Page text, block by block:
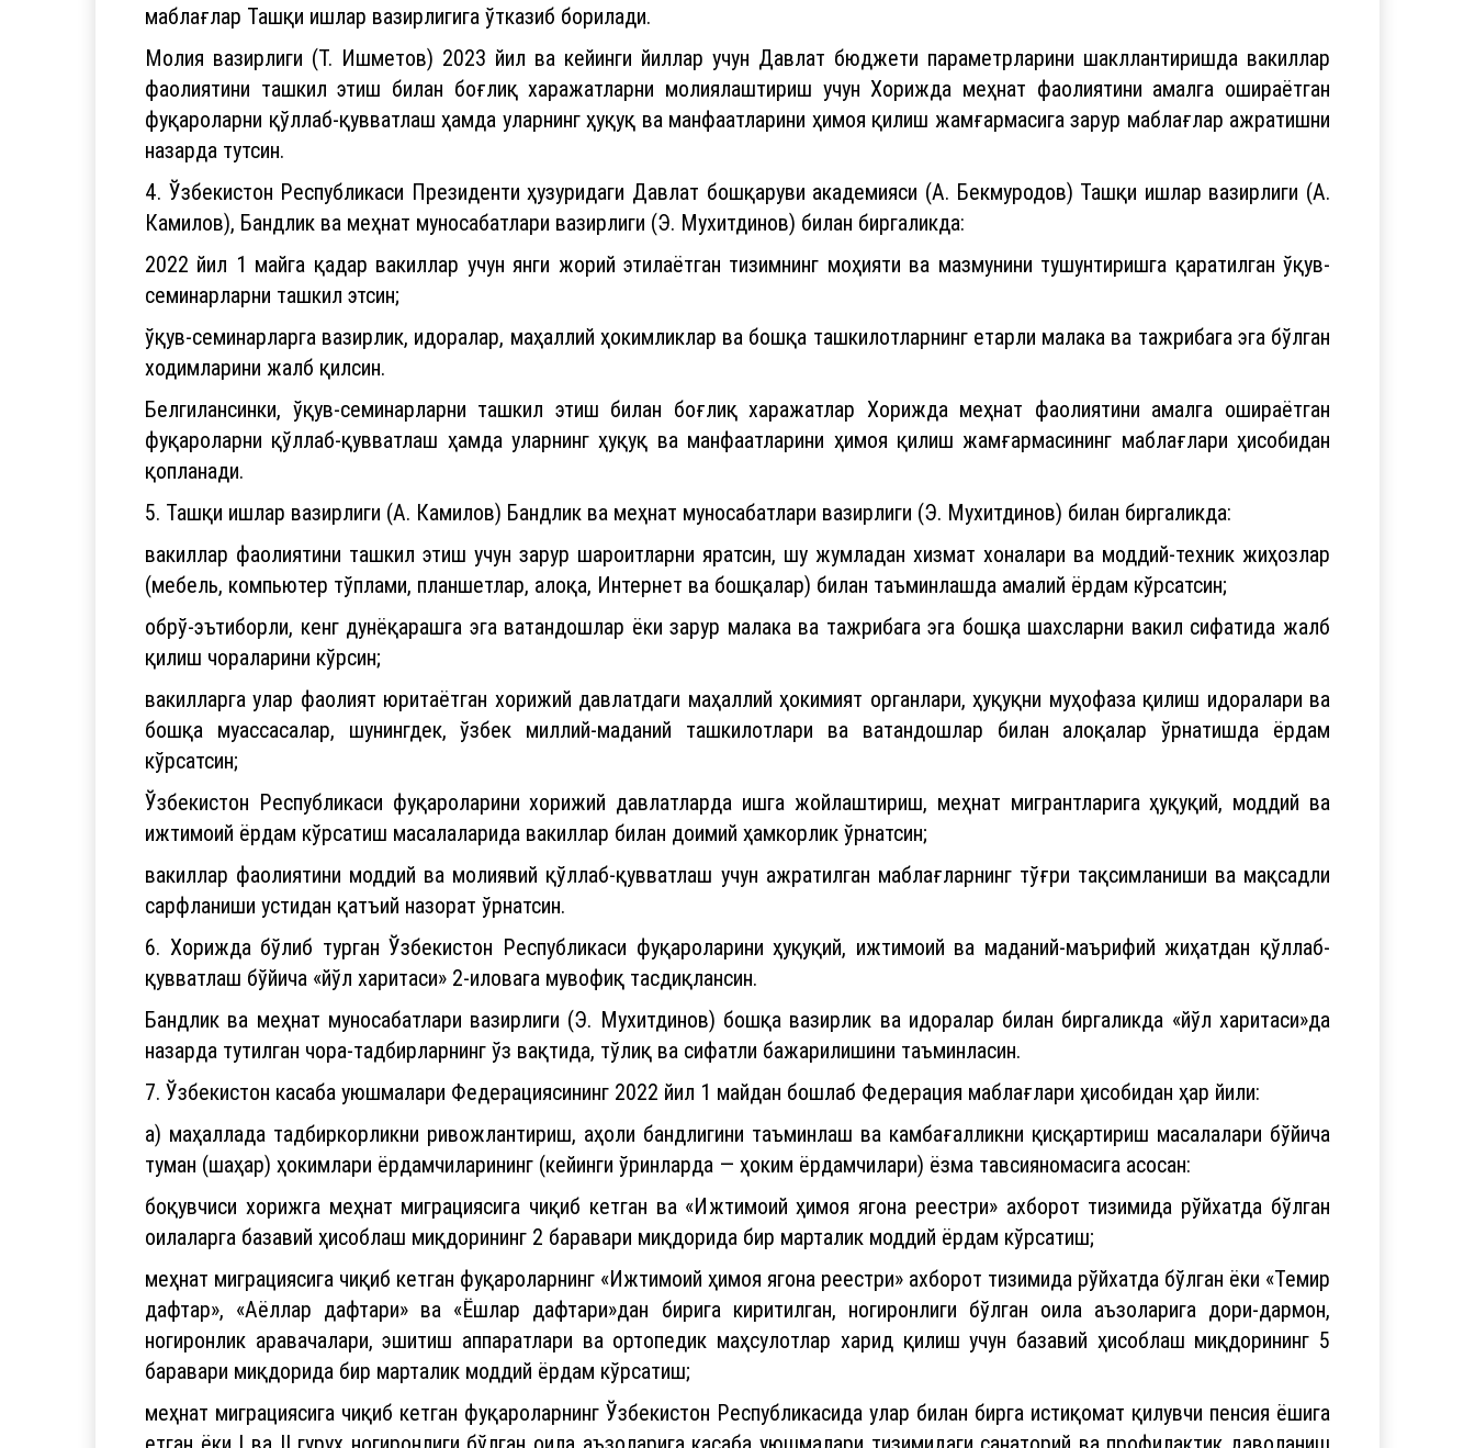
маблағлар Ташқи ишлар вазирлигига ўтказиб борилади.
Молия вазирлиги (Т. Ишметов) 2023 йил ва кейинги йиллар учун Давлат бюджети параметрларини шакллантиришда вакиллар
фаолиятини ташкил этиш билан боғлиқ харажатларни молиялаштириш учун Хорижда меҳнат фаолиятини амалга ошираётган
фуқароларни қўллаб-қувватлаш ҳамда уларнинг ҳуқуқ ва манфаатларини ҳимоя қилиш жамғармасига зарур маблағлар ажратишни
назарда тутсин.
4. Ўзбекистон Республикаси Президенти ҳузуридаги Давлат бошқаруви академияси (А. Бекмуродов) Ташқи ишлар вазирлиги (А.
Камилов), Бандлик ва меҳнат муносабатлари вазирлиги (Э. Мухитдинов) билан биргаликда:
2022 йил 1 майга қадар вакиллар учун янги жорий этилаётган тизимнинг моҳияти ва мазмунини тушунтиришга қаратилган ўқув-
семинарларни ташкил этсин;
ўқув-семинарларга вазирлик, идоралар, маҳаллий ҳокимликлар ва бошқа ташкилотларнинг етарли малака ва тажрибага эга бўлган
ходимларини жалб қилсин.
Белгилансинки, ўқув-семинарларни ташкил этиш билан боғлиқ харажатлар Хорижда меҳнат фаолиятини амалга ошираётган
фуқароларни қўллаб-қувватлаш ҳамда уларнинг ҳуқуқ ва манфаатларини ҳимоя қилиш жамғармасининг маблағлари ҳисобидан
қопланади.
5. Ташқи ишлар вазирлиги (А. Камилов) Бандлик ва меҳнат муносабатлари вазирлиги (Э. Мухитдинов) билан биргаликда:
вакиллар фаолиятини ташкил этиш учун зарур шароитларни яратсин, шу жумладан хизмат хоналари ва моддий-техник жиҳозлар
(мебель, компьютер тўплами, планшетлар, алоқа, Интернет ва бошқалар) билан таъминлашда амалий ёрдам кўрсатсин;
обрў-эътиборли, кенг дунёқарашга эга ватандошлар ёки зарур малака ва тажрибага эга бошқа шахсларни вакил сифатида жалб
қилиш чораларини кўрсин;
вакилларга улар фаолият юритаётган хорижий давлатдаги маҳаллий ҳокимият органлари, ҳуқуқни муҳофаза қилиш идоралари ва
бошқа муассасалар, шунингдек, ўзбек миллий-маданий ташкилотлари ва ватандошлар билан алоқалар ўрнатишда ёрдам
кўрсатсин;
Ўзбекистон Республикаси фуқароларини хорижий давлатларда ишга жойлаштириш, меҳнат мигрантларига ҳуқуқий, моддий ва
ижтимоий ёрдам кўрсатиш масалаларида вакиллар билан доимий ҳамкорлик ўрнатсин;
вакиллар фаолиятини моддий ва молиявий қўллаб-қувватлаш учун ажратилган маблағларнинг тўғри тақсимланиши ва мақсадли
сарфланиши устидан қатъий назорат ўрнатсин.
6. Хорижда бўлиб турган Ўзбекистон Республикаси фуқароларини ҳуқуқий, ижтимоий ва маданий-маърифий жиҳатдан қўллаб-
қувватлаш бўйича «йўл харитаси» 2-иловага мувофиқ тасдиқлансин.
Бандлик ва меҳнат муносабатлари вазирлиги (Э. Мухитдинов) бошқа вазирлик ва идоралар билан биргаликда «йўл харитаси»да
назарда тутилган чора-тадбирларнинг ўз вақтида, тўлиқ ва сифатли бажарилишини таъминласин.
7. Ўзбекистон касаба уюшмалари Федерациясининг 2022 йил 1 майдан бошлаб Федерация маблағлари ҳисобидан ҳар йили:
а) маҳаллада тадбиркорликни ривожлантириш, аҳоли бандлигини таъминлаш ва камбағалликни қисқартириш масалалари бўйича
туман (шаҳар) ҳокимлари ёрдамчиларининг (кейинги ўринларда — ҳоким ёрдамчилари) ёзма тавсияномасига асосан:
боқувчиси хорижга меҳнат миграциясига чиқиб кетган ва «Ижтимоий ҳимоя ягона реестри» ахборот тизимида рўйхатда бўлган
оилаларга базавий ҳисоблаш миқдорининг 2 баравари миқдорида бир марталик моддий ёрдам кўрсатиш;
меҳнат миграциясига чиқиб кетган фуқароларнинг «Ижтимоий ҳимоя ягона реестри» ахборот тизимида рўйхатда бўлган ёки «Темир
дафтар», «Аёллар дафтари» ва «Ёшлар дафтари»дан бирига киритилган, ногиронлиги бўлган оила аъзоларига дори-дармон,
ногиронлик аравачалари, эшитиш аппаратлари ва ортопедик маҳсулотлар харид қилиш учун базавий ҳисоблаш миқдорининг 5
баравари миқдорида бир марталик моддий ёрдам кўрсатиш;
меҳнат миграциясига чиқиб кетган фуқароларнинг Ўзбекистон Республикасида улар билан бирга истиқомат қилувчи пенсия ёшига